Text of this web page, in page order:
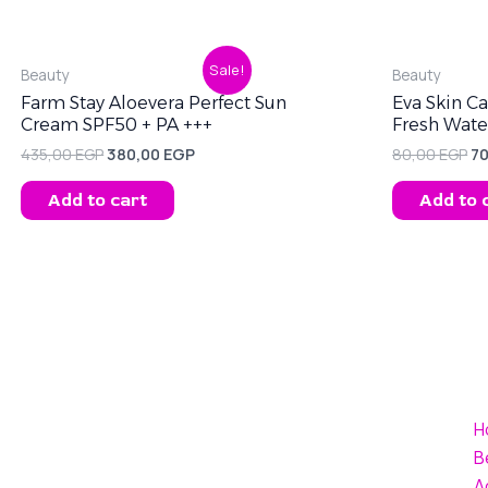
Sale!
Beauty
Farm Stay Aloevera Perfect Sun
Cream SPF50 + PA +++
435,00EGP
was:
435,00 EGP.
380,00 EGP
Current
price
is:
380,00 EGP.
Add to cart
Beauty
Eva Skin
Fresh
80,00EGP
Add to